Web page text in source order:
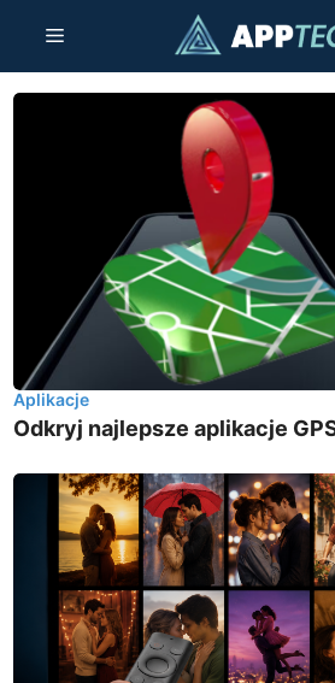
treści
Menu
Aplikacje
Odkryj najlepsze aplikacje